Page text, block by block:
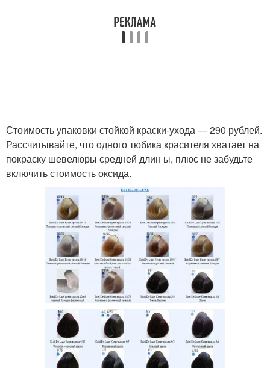
Стоимость упаковки стойкой краски-ухода — 290 рублей.
Рассчитывайте, что одного тюбика красителя хватает на
покраску шевелюры средней длин ы, плюс не забудьте
включить стоимость оксида.